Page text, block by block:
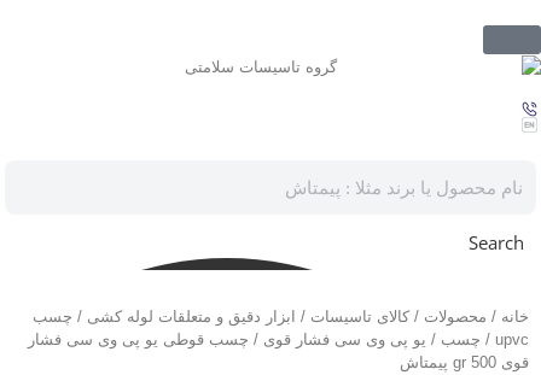
Search
خانه / محصولات / کالای تاسیسات / ابزار دقیق و متعلقات لوله کشی / چسب
upvc
/ چسب / یو پی وی سی فشار قوی / چسب قوطی یو پی وی سی فشار
قوی 500 gr پیمتاش